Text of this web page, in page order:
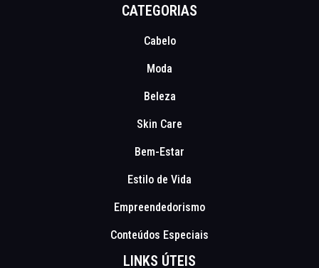
CATEGORIAS
Cabelo
Moda
Beleza
Skin Care
Bem-Estar
Estilo de Vida
Empreendedorismo
Conteúdos Especiais
LINKS ÚTEIS